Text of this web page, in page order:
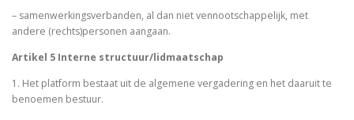
– samenwerkingsverbanden, al dan niet vennootschappelijk, met
andere (rechts)personen aangaan.
Artikel 5 Interne structuur/lidmaatschap
1. Het platform bestaat uit de algemene vergadering en het daaruit te
benoemen bestuur.